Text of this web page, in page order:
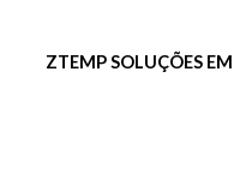
ZTEMP SOLUÇÕES